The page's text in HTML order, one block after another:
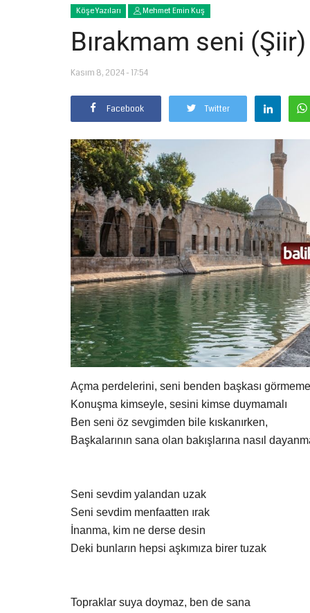
Köşe Yazıları Mehmet Emin Kuş
Bırakmam seni (Şiir)
Kasım 8, 2024 - 17:54
Facebook Twitter
Açma perdelerini, seni benden başkası
Konuşma kimseyle, sesini kimse duymamalı
Ben seni öz sevgimden bile kıskanırken,
Başkalarının sana olan bakışlarına nasıl
Seni sevdim yalandan uzak
Seni sevdim menfaatten ırak
İnanma, kim ne derse desin
Deki bunların hepsi aşkımıza birer tuzak
Topraklar suya doymaz, ben de sana